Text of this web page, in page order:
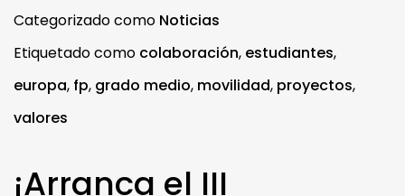
Categorizado como Noticias
Etiquetado como colaboración, estudiantes,
europa, fp, grado medio, movilidad, proyectos,
valores
¡Arranca el III